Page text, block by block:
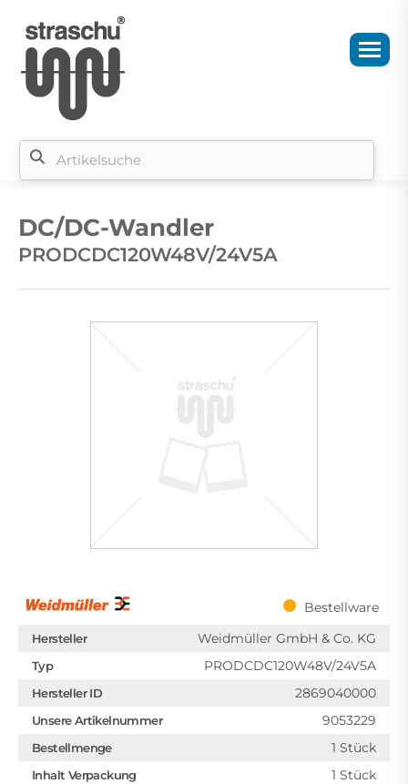
DC/DC-Wandler
PRODCDC120W48V/24V5A
Bestellware
Hersteller Weidmüller GmbH & Co. KG
Typ PRODCDC120W48V/24V5A
Hersteller ID 2869040000
Unsere Artikelnummer 9053229
Bestellmenge 1 Stück
Inhalt Verpackung 1 Stück